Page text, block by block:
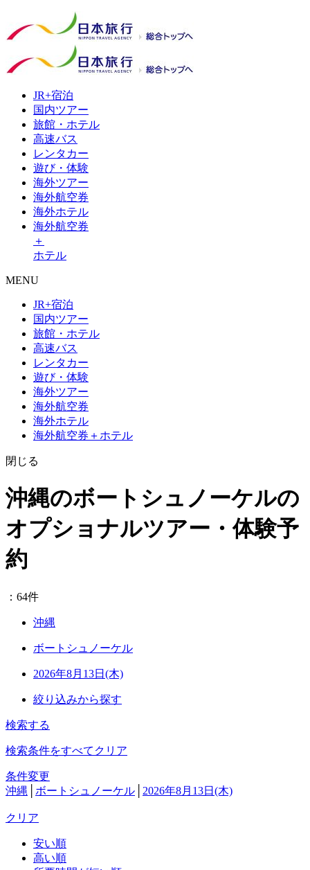
JR+宿泊
国内ツアー
旅館・ ホテル
高速バス
レンタ カー
遊び・ 体験
海外ツアー
海外航空券
海外ホテル
海外航空券
＋
ホテル
MENU
JR+宿泊
国内ツアー
旅館・ホテル
高速バス
レンタカー
遊び・体験
海外ツアー
海外航空券
海外ホテル
海外航空券＋ホテル
閉じる
沖縄のボートシュノーケルの
オプショナルツアー・体験予
約
：64件
沖縄
ボートシュノーケル
2026年8月13日(木)
絞り込みから探す
検索する
検索条件をすべてクリア
条件変更
沖縄
ボートシュノーケル 2026年8月13日(木)
クリア
安い順
高い順